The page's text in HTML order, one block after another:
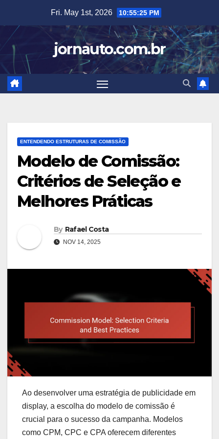
content
Fri. May 1st, 2026 10:55:26 PM
jornauto.com.br
ENTENDENDO ESTRUTURAS DE COMISSÃO
Modelo de Comissão:
Critérios de Seleção e
Melhores Práticas
By Rafael Costa
NOV 14, 2025
Ao desenvolver uma estratégia de publicidade em
display, a escolha do modelo de comissão é
crucial para o sucesso da campanha. Modelos
como CPM, CPC e CPA oferecem diferentes